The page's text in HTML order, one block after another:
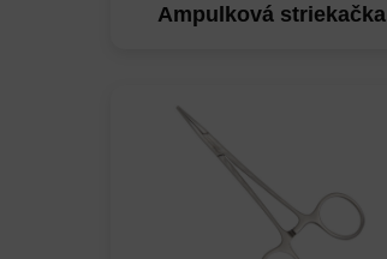
Ampulková striekačka